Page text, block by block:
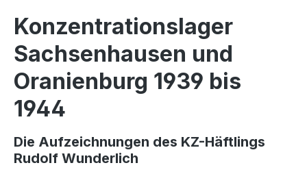
Konzentrationslager
Sachsenhausen und
Oranienburg 1939 bis
1944
Die Aufzeichnungen des KZ-Häftlings
Rudolf Wunderlich